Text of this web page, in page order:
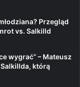
Przegląd
vs. Salkilld
wygrać” – Mateusz
którą